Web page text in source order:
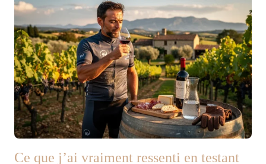
Ce que j’ai vraiment ressenti en testant